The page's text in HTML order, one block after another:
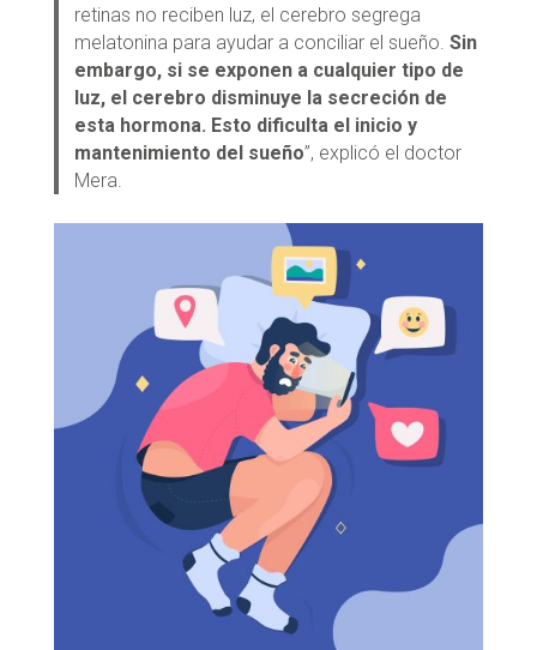
retinas no reciben luz, el cerebro segrega
melatonina para ayudar a conciliar el sueño.Sin
embargo, si se exponen a cualquier tipo de
luz, el cerebro disminuye la secreción de
esta hormona. Esto dificulta el inicio y
mantenimiento del sueño”, explicó el doctor
Mera.